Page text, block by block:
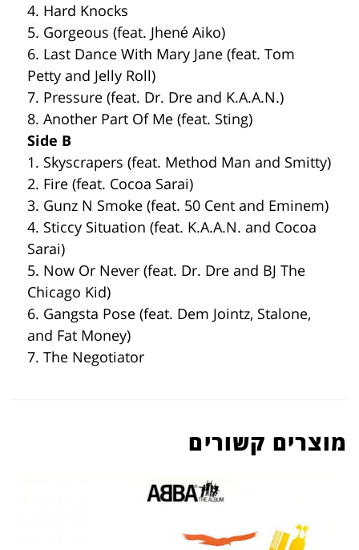
4. Hard Knocks
5. Gorgeous (feat. Jhené Aiko)
6. Last Dance With Mary Jane (feat. Tom
Petty and Jelly Roll)
7. Pressure (feat. Dr. Dre and K.A.A.N.)
8. Another Part Of Me (feat. Sting)
Side B
1. Skyscrapers (feat. Method Man and Smitty)
2. Fire (feat. Cocoa Sarai)
3. Gunz N Smoke (feat. 50 Cent and Eminem)
4. Sticcy Situation (feat. K.A.A.N. and Cocoa
Sarai)
5. Now Or Never (feat. Dr. Dre and BJ The
Chicago Kid)
6. Gangsta Pose (feat. Dem Jointz, Stalone,
and Fat Money)
7. The Negotiator
מוצרים קשורים